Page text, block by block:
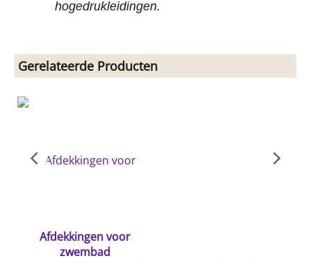
hogedrukleidingen.
Gerelateerde Producten
Afdekkingen voor
zwembad